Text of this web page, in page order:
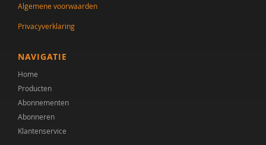
Helena Andrea
Dr. Anke Scheeren
Catharina Anna Verschoor
Algemene voorwaarden
Privacyverklaring
NAVIGATIE
Home
Producten
Abonnementen
Abonneren
Klantenservice